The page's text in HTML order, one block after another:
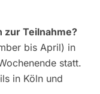
Teilnahme?
bis April) in
statt.
in Köln und